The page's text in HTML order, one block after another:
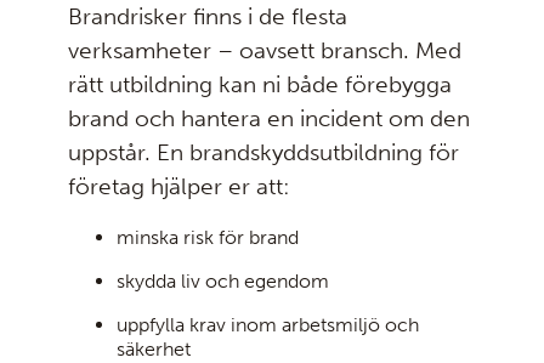
Brandrisker finns i de flesta
verksamheter – oavsett bransch. Med
rätt utbildning kan ni både förebygga
brand och hantera en incident om den
uppstår. En brandskyddsutbildning för
företag hjälper er att:
minska risk för brand
skydda liv och egendom
uppfylla krav inom arbetsmiljö och
säkerhet